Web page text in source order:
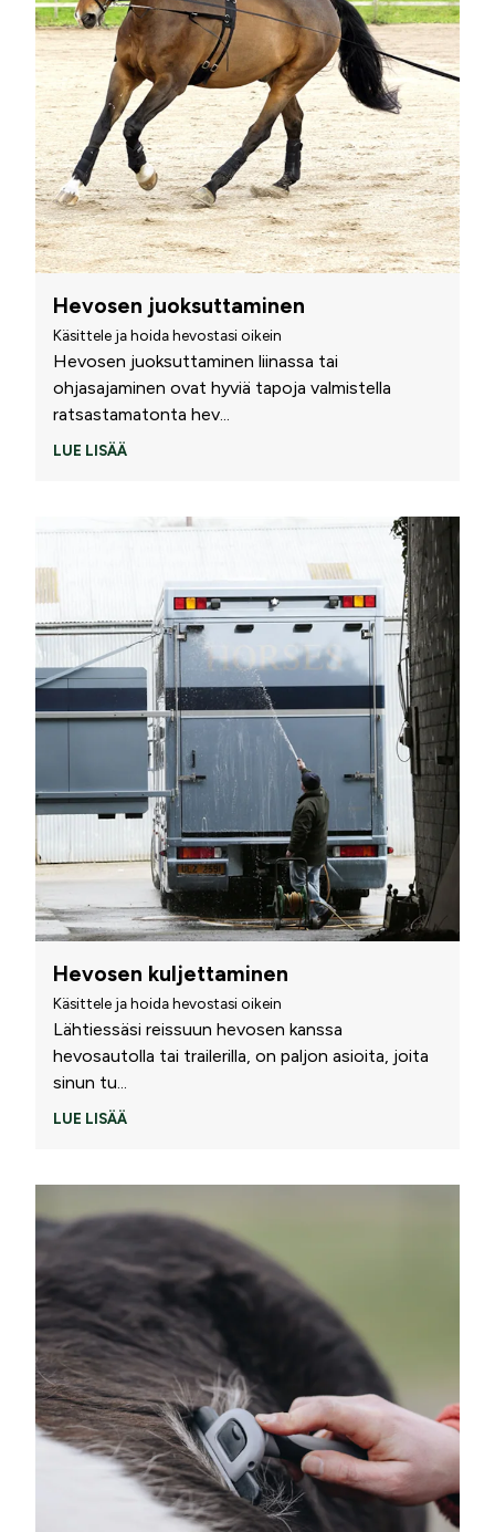
Hevosen juoksuttaminen
Käsittele ja hoida hevostasi oikein
Hevosen juoksuttaminen liinassa tai
ohjasajaminen ovat hyviä tapoja valmistella
ratsastamatonta hev...
LUE LISÄÄ
Hevosen kuljettaminen
Käsittele ja hoida hevostasi oikein
Lähtiessäsi reissuun hevosen kanssa
hevosautolla tai trailerilla, on paljon asioita, joita
sinun tu...
LUE LISÄÄ